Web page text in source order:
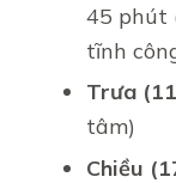
45 phút
tĩnh
Trưa
tâm)
Chiều